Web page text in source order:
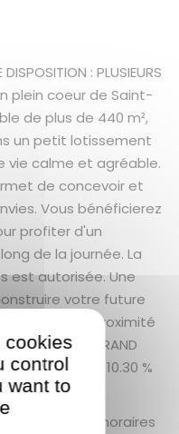
: PLUSIEURS
plein coeur de Saint-
de plus de 440 m²,
un petit lotissement
vie calme et agréable.
de concevoir et
Vous bénéficierez
profiter d'un
de la journée. La
est autorisée. Une
votre future
à proximité
LE PLUS GRAND
ALENTOURS. + 10.30 %
765 € hors honoraires
cookies
control
want to